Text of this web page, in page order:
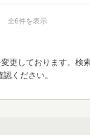
全6件を表示
更しております。検
認ください。